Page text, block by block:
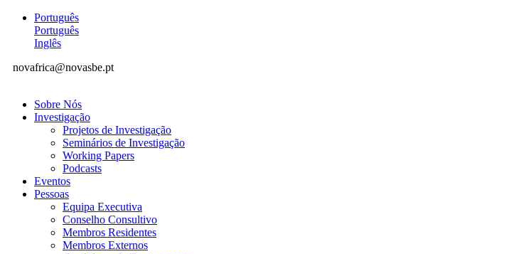
Português
Português
Inglês
novafrica@novasbe.pt
Sobre Nós
Investigação
Projetos de Investigação
Seminários de Investigação
Working Papers
Podcasts
Eventos
Pessoas
Equipa Executiva
Conselho Consultivo
Membros Residentes
Membros Externos